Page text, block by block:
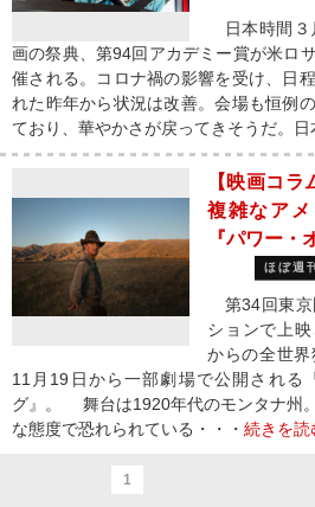
日本時間３
画の祭典、第94回アカデミー賞が米ロ
催される。コロナ禍の影響を受け、日
れた昨年から状況は改善。会場も恒例
ており、華やかさが戻ってきそうだ。日
【映画コラ
複雑なア
『パワー・
ほぼ週
第34回東京
ションで上
からの全世界
11月19日から一部劇場で公開される
グ』。 舞台は1920年代のモンタナ州
な態度で恐れられている・・・ 続きを読
1